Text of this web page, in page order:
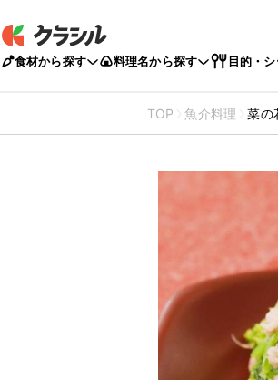
食材から探す 料理名から探す 目的・
TOP 魚介料理 菜の